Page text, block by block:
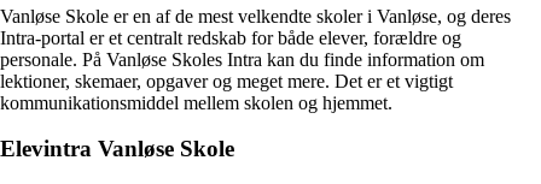
Vanløse Skole er en af de mest velkendte skoler i Vanløse, og deres
Intra-portal er et centralt redskab for både elever, forældre og
personale. På Vanløse Skoles Intra kan du finde information om
lektioner, skemaer, opgaver og meget mere. Det er et vigtigt
kommunikationsmiddel mellem skolen og hjemmet.
Elevintra Vanløse Skole